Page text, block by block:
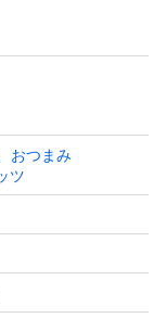
おつまみ
ツ